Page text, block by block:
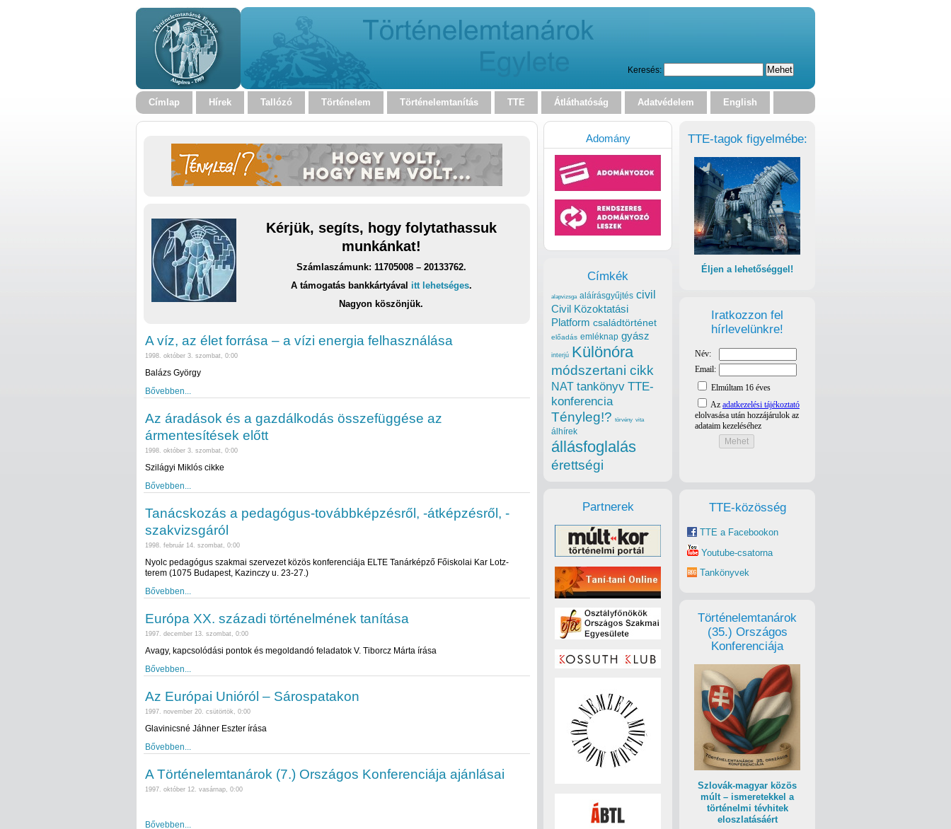
Keresés:
Címlap Hírek Tallózó Történelem Történelemtanítás TTE Átláthatóság Adatvédelem English
Kérjük, segíts, hogy folytathassuk
munkánkat!
Számlaszámunk: 11705008 – 20133762.
A támogatás bankkártyával itt lehetséges.
Nagyon köszönjük.
A víz, az élet forrása – a vízi energia felhasználása
1998. október 3. szombat, 0:00
Balázs György
Bővebben...
Az áradások és a gazdálkodás összefüggése az
ármentesítések előtt
1998. október 3. szombat, 0:00
Szilágyi Miklós cikke
Bővebben...
Tanácskozás a pedagógus-továbbképzésről, -átképzésről, -
szakvizsgáról
1998. február 14. szombat, 0:00
Nyolc pedagógus szakmai szervezet közös konferenciája ELTE Tanárképző Főiskolai Kar Lotz-
terem (1075 Budapest, Kazinczy u. 23-27.)
Bővebben...
Európa XX. századi történelmének tanítása
1997. december 13. szombat, 0:00
Avagy, kapcsolódási pontok és megoldandó feladatok V. Tiborcz Márta írása
Bővebben...
Az Európai Unióról – Sárospatakon
1997. november 20. csütörtök, 0:00
Glavinicsné Jáhner Eszter írása
Bővebben...
A Történelemtanárok (7.) Országos Konferenciája ajánlásai
1997. október 12. vasárnap, 0:00
Bővebben...
TTE-tagok figyelmébe:
Éljen a lehetőséggel!
Iratkozzon fel
hírlevelünkre!
TTE-közösség
TTE a Facebookon
Youtube-csatorna
Tankönyvek
Történelemtanárok
(35.) Országos
Konferenciája
Szlovák-magyar közös
múlt – ismeretekkel a
történelmi tévhitek
eloszlatásáért
Adomány
Címkék
alapvizsga aláírásgyűjtés civil
Civil Közoktatási
Platform családtörténet
előadás emléknap gyász
interjú Különóra
módszertani cikk
NAT tankönyv TTE-
konferencia
Tényleg!? törvény vita
álhírek
állásfoglalás
érettségi
Partnerek